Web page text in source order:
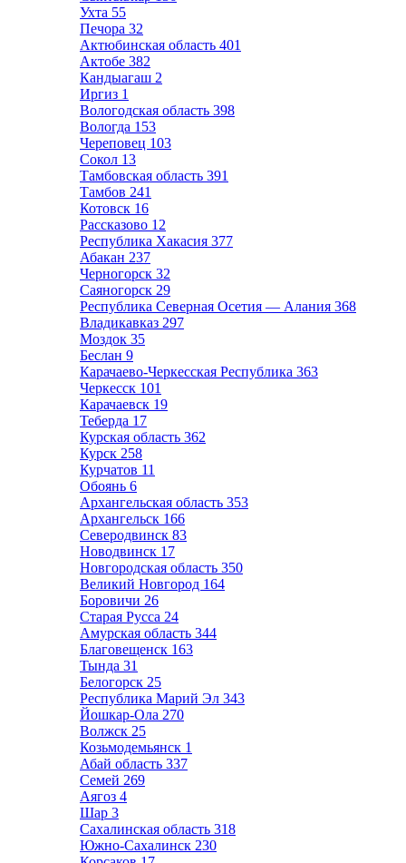
Ухта 55
Печора 32
Актюбинская область 401
Актобе 382
Кандыагаш 2
Иргиз 1
Вологодская область 398
Вологда 153
Череповец 103
Сокол 13
Тамбовская область 391
Тамбов 241
Котовск 16
Рассказово 12
Республика Хакасия 377
Абакан 237
Черногорск 32
Саяногорск 29
Республика Северная Осетия — Алания 368
Владикавказ 297
Моздок 35
Беслан 9
Карачаево-Черкесская Республика 363
Черкесск 101
Карачаевск 19
Теберда 17
Курская область 362
Курск 258
Курчатов 11
Обоянь 6
Архангельская область 353
Архангельск 166
Северодвинск 83
Новодвинск 17
Новгородская область 350
Великий Новгород 164
Боровичи 26
Старая Русса 24
Амурская область 344
Благовещенск 163
Тында 31
Белогорск 25
Республика Марий Эл 343
Йошкар-Ола 270
Волжск 25
Козьмодемьянск 1
Абай область 337
Семей 269
Аягоз 4
Шар 3
Сахалинская область 318
Южно-Сахалинск 230